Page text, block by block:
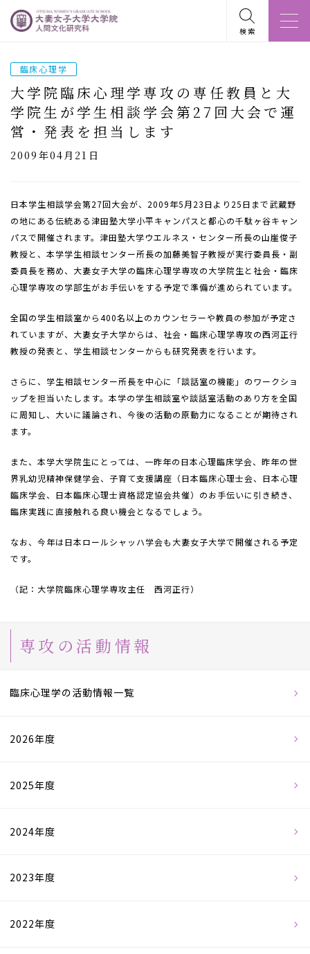
検索
臨床心理学
大学院臨床心理学専攻の専任教員と大
学院生が学生相談学会第27回大会で運
営・発表を担当します
2009年04月21日
日本学生相談学会第27回大会が、2009年5月23日より25日まで武蔵野
の地にある伝統ある津田塾大学小平キャンパスと都心の千駄ヶ谷キャン
パスで開催されます。津田塾大学ウエルネス・センター所長の山崖俊子
教授と、本学学生相談センター所長の加藤美智子教授が実行委員長・副
委員長を務め、大妻女子大学の臨床心理学専攻の大学院生と社会・臨床
心理学専攻の学部生がお手伝いをする予定で準備が進められています。
全国の学生相談室から400名以上のカウンセラーや教員の参加が予定さ
れていますが、大妻女子大学からは、社会・臨床心理学専攻の西河正行
教授の発表と、学生相談センターからも研究発表を行います。
さらに、学生相談センター所長を中心に「談話室の機能」のワークショ
ップを担当いたします。本学の学生相談室や談話室活動のあり方を全国
に周知し、大いに議論され、今後の活動の原動力になることが期待され
ます。
また、本学大学院生にとっては、一昨年の日本心理臨床学会、昨年の世
界乳幼児精神保健学会、子育て支援講座（日本臨床心理士会、日本心理
臨床学会、日本臨床心理士資格認定協会共催）のお手伝いに引き続き、
臨床実践に直接触れる良い機会となるでしょう。
なお、今年は日本ロールシャッハ学会も大妻女子大学で開催される予定
です。
（記：大学院臨床心理学専攻主任 西河正行）
専攻の活動情報
臨床心理学の活動情報一覧
2026年度
2025年度
2024年度
2023年度
2022年度